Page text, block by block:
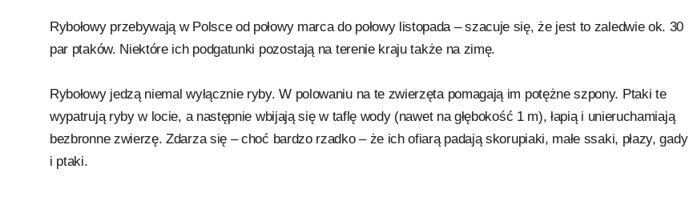
Rybołowy przebywają w Polsce od połowy marca do połowy listopada – szacuje się, że jest to zaledwie ok. 30
par ptaków. Niektóre ich podgatunki pozostają na terenie kraju także na zimę.
Rybołowy jedzą niemal wyłącznie ryby. W polowaniu na te zwierzęta pomagają im potężne szpony. Ptaki te
wypatrują ryby w locie, a następnie wbijają się w taflę wody (nawet na głębokość 1 m), łapią i unieruchamiają
bezbronne zwierzę. Zdarza się – choć bardzo rzadko – że ich ofiarą padają skorupiaki, małe ssaki, płazy, gady
i ptaki.